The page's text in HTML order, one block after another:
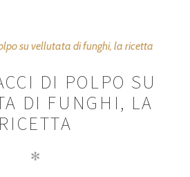
DI POLPO SU
DI FUNGHI, LA
RICETTA
✻